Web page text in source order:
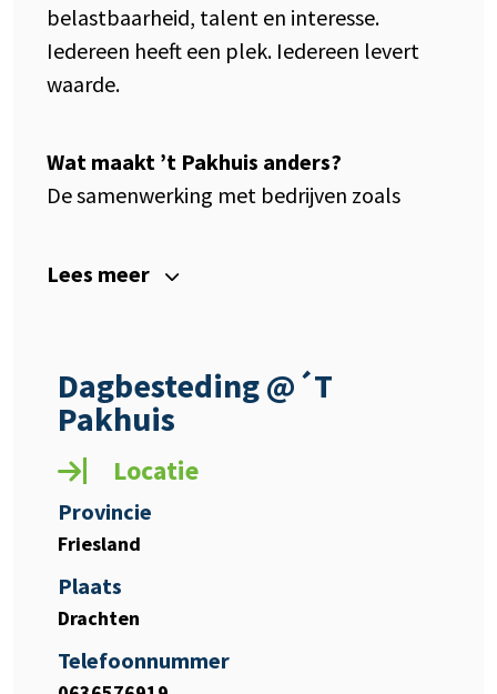
belastbaarheid, talent en interesse.
Iedereen heeft een plek. Iedereen levert
waarde.
Wat maakt ’t Pakhuis anders?
De samenwerking met bedrijven zoals
Lees meer
Dagbesteding @´T
Pakhuis
Locatie
Provincie
Friesland
Plaats
Drachten
Telefoonnummer